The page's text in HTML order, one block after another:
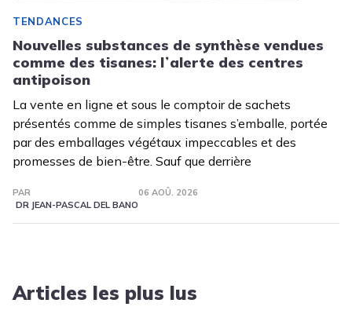
TENDANCES
Nouvelles substances de synthèse vendues
comme des tisanes: lʼalerte des centres
antipoison
La vente en ligne et sous le comptoir de sachets
présentés comme de simples tisanes s’emballe, portée
par des emballages végétaux impeccables et des
promesses de bien-être. Sauf que derrière
PAR
DR JEAN-PASCAL DEL BANO
06 AOÛ. 2026
Articles les plus lus